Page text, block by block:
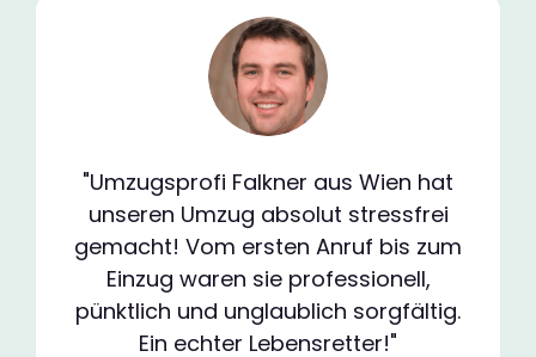
"Umzugsprofi Falkner aus Wien hat
unseren Umzug absolut stressfrei
gemacht! Vom ersten Anruf bis zum
Einzug waren sie professionell,
pünktlich und unglaublich sorgfältig.
Ein echter Lebensretter!"